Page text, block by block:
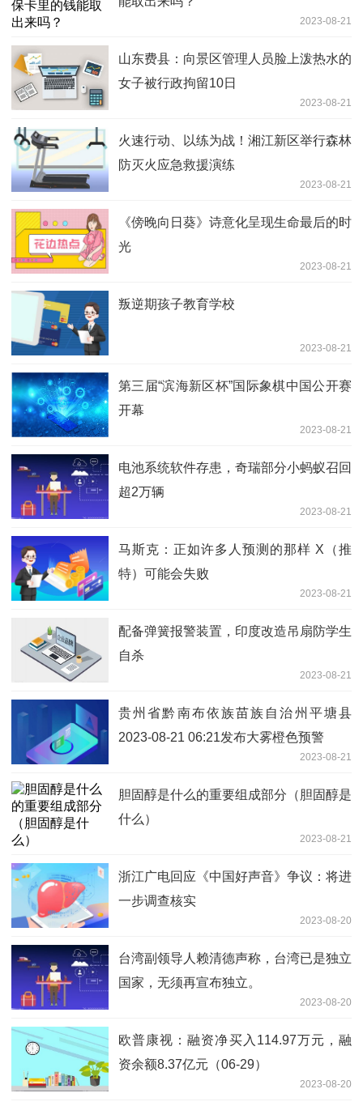
2023-08-21
山东费县：向景区管理人员脸上泼热水的
女子被行政拘留10日
2023-08-21
火速行动、以练为战！湘江新区举行森林
防灭火应急救援演练
2023-08-21
《傍晚向日葵》诗意化呈现生命最后的时
光
2023-08-21
叛逆期孩子教育学校
2023-08-21
第三届“滨海新区杯”国际象棋中国公开赛
开幕
2023-08-21
电池系统软件存患，奇瑞部分小蚂蚁召回
超2万辆
2023-08-21
马斯克：正如许多人预测的那样 X（推
特）可能会失败
2023-08-21
配备弹簧报警装置，印度改造吊扇防学生
自杀
2023-08-21
贵州省黔南布依族苗族自治州平塘县
2023-08-21 06:21发布大雾橙色预警
2023-08-21
胆固醇是什么的重要组成部分（胆固醇是
什么）
2023-08-21
浙江广电回应《中国好声音》争议：将进
一步调查核实
2023-08-20
台湾副领导人赖清德声称，台湾已是独立
国家，无须再宣布独立。
2023-08-20
欧普康视：融资净买入114.97万元，融
资余额8.37亿元（06-29）
2023-08-20